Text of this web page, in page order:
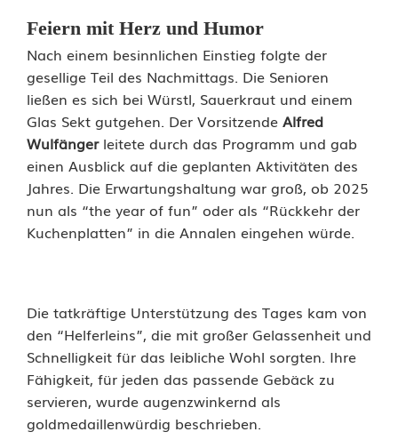
i
t
z
f
e
i
e
J
a
h
r
Feiern mit Herz und Humor
Nach einem besinnlichen Einstieg folgte der
gesellige Teil des Nachmittags. Die Senioren
ließen es sich bei Würstl, Sauerkraut und einem
Glas Sekt gutgehen. Der Vorsitzende Alfred
Wulfängerleitete durch das Programm und gab
einen Ausblick auf die geplanten Aktivitäten des
Jahres. Die Erwartungshaltung war groß, ob 2025
nun als “the year of fun” oder als “Rückkehr der
Kuchenplatten” in die Annalen eingehen würde.
Die tatkräftige Unterstützung des Tages kam von
den “Helferleins”, die mit großer Gelassenheit und
Schnelligkeit für das leibliche Wohl sorgten. Ihre
Fähigkeit, für jeden das passende Gebäck zu
servieren, wurde augenzwinkernd als
goldmedaillenwürdig beschrieben.